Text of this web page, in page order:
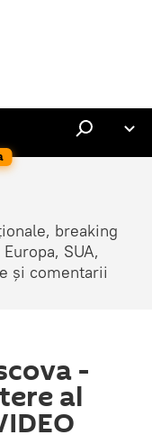
breaking
SUA,
și comentarii
-
al